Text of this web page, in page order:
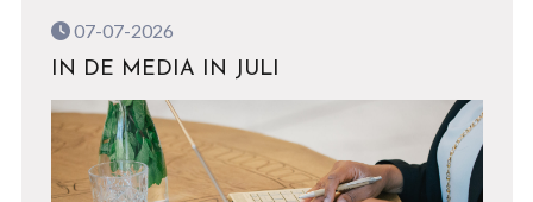
07-07-2026
IN DE MEDIA IN JULI